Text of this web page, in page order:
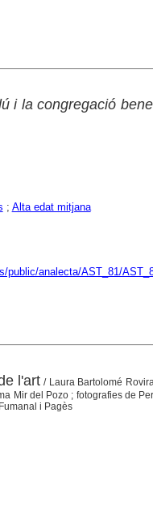
i la congregació
; Alta edat mitjana
public/analecta/AST_81/
l'art / Laura Bartolomé
Mir del Pozo ; fotografies de
i Pagès